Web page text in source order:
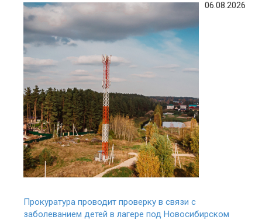
06.08.2026
Прокуратура проводит проверку в связи с
заболеванием детей в лагере под Новосибирском